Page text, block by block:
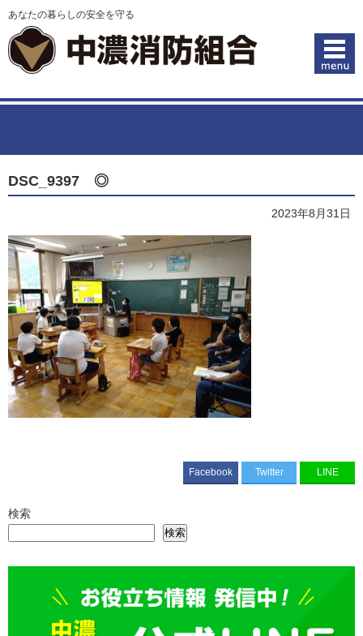
あなたの暮らしの安全を守る
DSC_9397 ◎
2023年8月31日
Facebook Twitter LINE
検索
検索